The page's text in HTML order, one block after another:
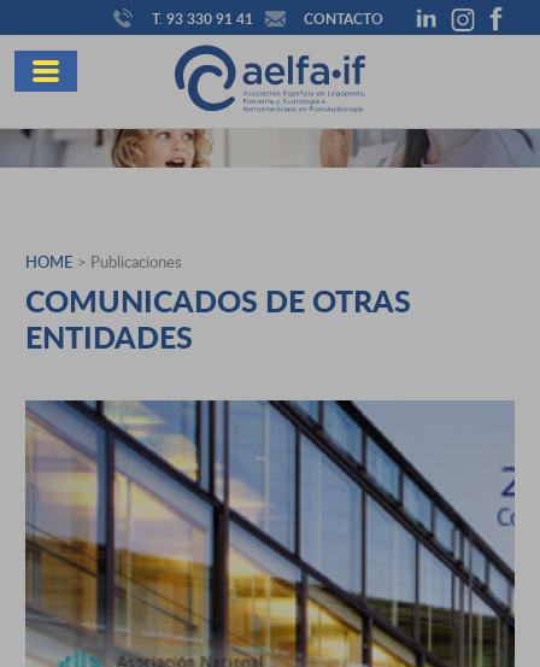
T. 93 330 91 41 CONTACTO
HOME > Publicaciones
COMUNICADOS DE OTRAS
ENTIDADES